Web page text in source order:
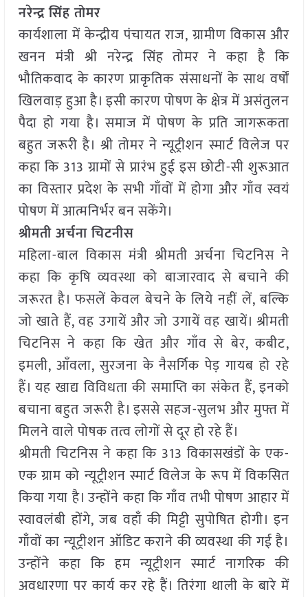
नरेन्द्र सिंह तोमर
कार्यशाला में केन्द्रीय पंचायत राज, ग्रामीण विकास और
खनन मंत्री श्री नरेन्द्र सिंह तोमर ने कहा है कि
भौतिकवाद के कारण प्राकृतिक संसाधनों के साथ वर्षों
खिलवाड़ हुआ है। इसी कारण पोषण के क्षेत्र में असंतुलन
पैदा हो गया है। समाज में पोषण के प्रति जागरूकता
बहुत जरूरी है। श्री तोमर ने न्यूट्रीशन स्मार्ट विलेज पर
कहा कि 313 ग्रामों से प्रारंभ हुई इस छोटी-सी शुरूआत
का विस्तार प्रदेश के सभी गाँवों में होगा और गाँव स्वयं
पोषण में आत्मनिर्भर बन सकेंगे।
श्रीमती अर्चना चिटनीस
महिला-बाल विकास मंत्री श्रीमती अर्चना चिटनिस ने
कहा कि कृषि व्यवस्था को बाजारवाद से बचाने की
जरूरत है। फसलें केवल बेचने के लिये नहीं लें, बल्कि
जो खाते हैं, वह उगायें और जो उगायें वह खायें। श्रीमती
चिटनिस ने कहा कि खेत और गाँव से बेर, कबीट,
इमली, आँवला, सुरजना के नैसर्गिक पेड़ गायब हो रहे
हैं। यह खाद्य विविधता की समाप्ति का संकेत हैं, इनको
बचाना बहुत जरूरी है। इससे सहज-सुलभ और मुफ्त में
मिलने वाले पोषक तत्व लोगों से दूर हो रहे हैं।
श्रीमती चिटनिस ने कहा कि 313 विकासखंडों के एक-
एक ग्राम को न्यूट्रीशन स्मार्ट विलेज के रूप में विकसित
किया गया है। उन्होंने कहा कि गाँव तभी पोषण आहार में
स्वावलंबी होंगे, जब वहाँ की मिट्टी सुपोषित होगी। इन
गाँवों का न्यूट्रीशन ऑडिट कराने की व्यवस्था की गई है।
उन्होंने कहा कि हम न्यूट्रीशन स्मार्ट नागरिक की
अवधारणा पर कार्य कर रहे हैं। तिरंगा थाली के बारे में